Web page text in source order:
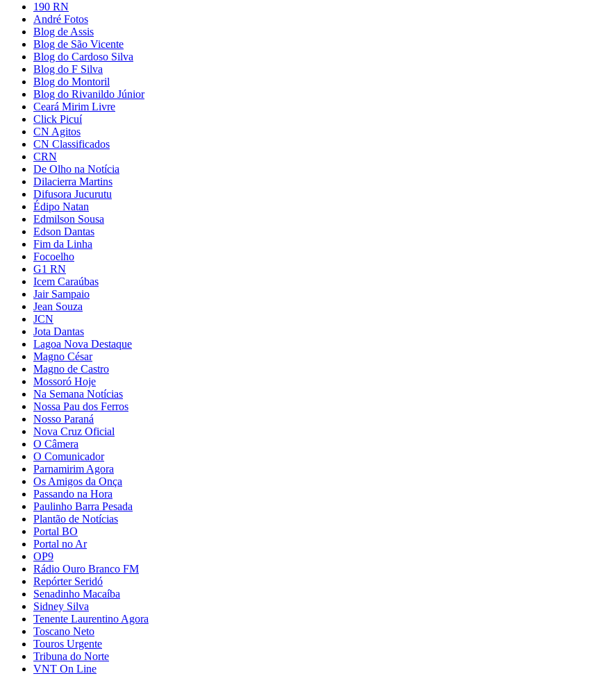
190 RN
André Fotos
Blog de Assis
Blog de São Vicente
Blog do Cardoso Silva
Blog do F Silva
Blog do Montoril
Blog do Rivanildo Júnior
Ceará Mirim Livre
Click Picuí
CN Agitos
CN Classificados
CRN
De Olho na Notícia
Dilacierra Martins
Difusora Jucurutu
Édipo Natan
Edmilson Sousa
Edson Dantas
Fim da Linha
Focoelho
G1 RN
Icem Caraúbas
Jair Sampaio
Jean Souza
JCN
Jota Dantas
Lagoa Nova Destaque
Magno César
Magno de Castro
Mossoró Hoje
Na Semana Notícias
Nossa Pau dos Ferros
Nosso Paraná
Nova Cruz Oficial
O Câmera
O Comunicador
Parnamirim Agora
Os Amigos da Onça
Passando na Hora
Paulinho Barra Pesada
Plantão de Notícias
Portal BO
Portal no Ar
OP9
Rádio Ouro Branco FM
Repórter Seridó
Senadinho Macaíba
Sidney Silva
Tenente Laurentino Agora
Toscano Neto
Touros Urgente
Tribuna do Norte
VNT On Line